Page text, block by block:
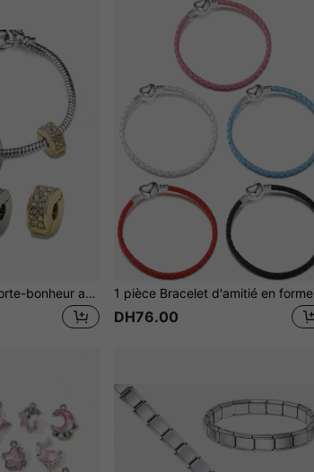
1 pièce Pendentif porte-bonheur avec perles mobiles, idéal pour les bracelets, les bijoux pour femmes, les accessoires de DIY, les bracelets de cheville, l'artisanat et les vacances
DH76.00